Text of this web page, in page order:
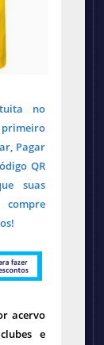
no
primeiro
Pagar
QR
suas
acervo
e